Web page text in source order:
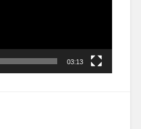
03:13